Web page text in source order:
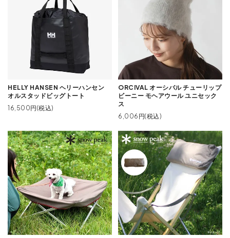
HELLY HANSEN ヘリーハンセン
オルスタッドビッグトート
16,500円(税込)
ORCIVAL オーシバル チューリップ
ビーニー モヘアウール ユニセック
ス
6,006円(税込)